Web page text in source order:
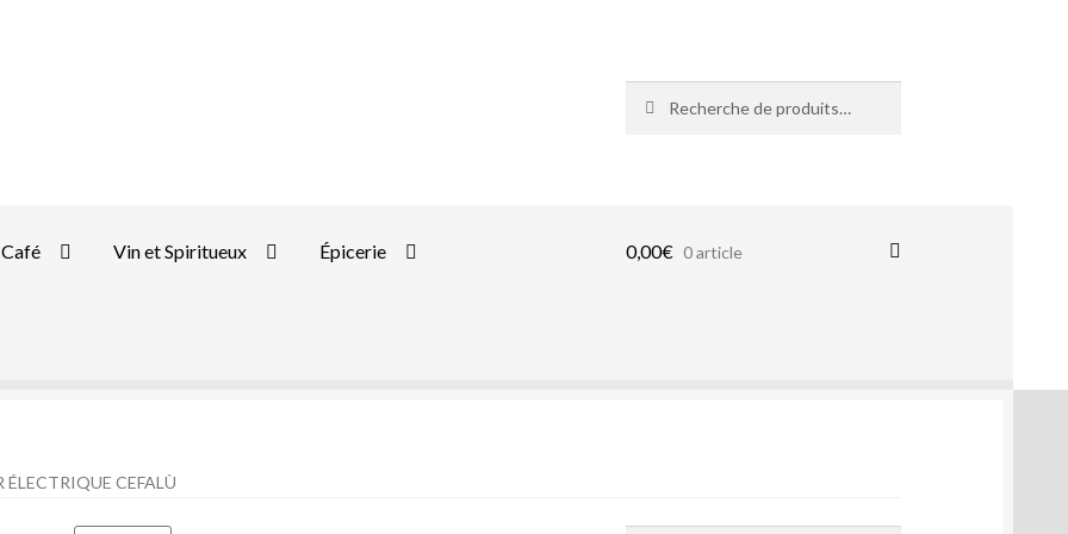
pour :
Café Vin et Spiritueux Épicerie 0,00€ 0 article
ÉLECTRIQUE CEFALÙ